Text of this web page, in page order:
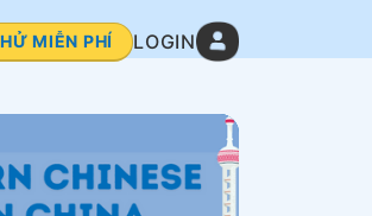
MIỄN PHÍ LOGIN